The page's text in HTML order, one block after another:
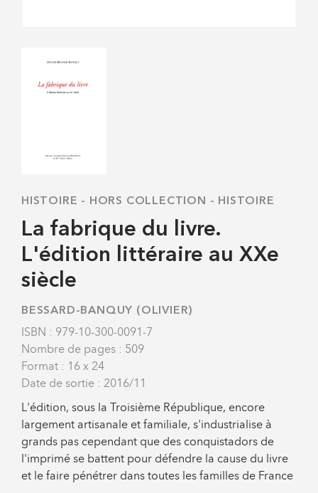
HISTOIRE - HORS COLLECTION - HISTOIRE
La fabrique du livre.
L'édition littéraire au XXe
siècle
BESSARD-BANQUY (OLIVIER)
ISBN : 979-10-300-0091-7
Nombre de pages : 509
Format : 16 x 24
Date de sortie : 2016/11
L'édition, sous la Troisième République, encore
largement artisanale et familiale, s'industrialise à
grands pas cependant que des conquistadors de
l'imprimé se battent pour défendre la cause du livre
et le faire pénétrer dans toutes les familles de France